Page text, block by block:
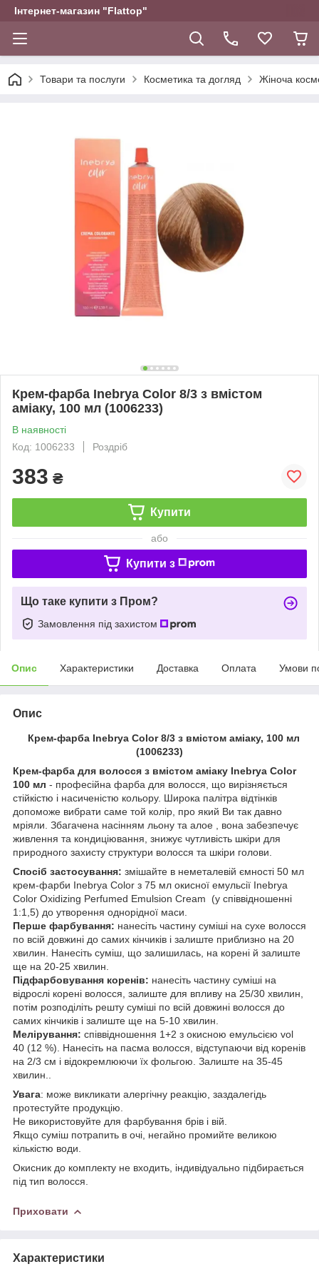
Інтернет-магазин "Flattop"
Товари та послуги Косметика та догляд Жіноча
Крем-фарба Inebrya Сolor 8/3 з вмiстом
амiаку, 100 мл (1006233)
В наявності
Код: 1006233
Роздріб
383 ₴
Купити
або
Купити з
Що таке купити з Пром?
Замовлення під захистом
Опис Характеристики Доставка Оплата Умови
Опис
Крем-фарба Inebrya Сolor 8/3 з вмiстом амiаку, 100 мл
(1006233)
Крем-фарба для волосся з вмістом аміаку Inebrya Color
100 мл - професійна фарба для волосся, що вирізняється
стійкістю і насиченістю кольору. Широка палітра відтінків
допоможе вибрати саме той колір, про який Ви так давно
мріяли. Збагачена насінням льону та алое , вона забезпечує
живлення та кондиціювання, знижує чутливість шкіри для
природного захисту структури волосся та шкіри голови.
Спосіб застосування: змішайте в неметалевій ємності 50 мл
крем-фарби Inebrya Color з 75 мл окисної емульсії Inebrya
Color Oxidizing Perfumed Emulsion Cream (у співвідношенні
1:1,5) до утворення однорідної маси.
Перше фарбування: нанесіть частину суміші на сухе волосся
по всій довжині до самих кінчиків і залиште приблизно на 20
хвилин. Нанесіть суміш, що залишилась, на корені й залиште
ще на 20-25 хвилин.
Підфарбовування коренів: нанесіть частину суміші на
відрослі корені волосся, залиште для впливу на 25/30 хвилин,
потім розподіліть решту суміші по всій довжині волосся до
самих кінчиків і залиште ще на 5-10 хвилин.
Мелірування: співвідношення 1+2 з окисною емульсією vol
40 (12 %). Нанесіть на пасма волосся, відступаючи від коренів
на 2/3 см і відокремлюючи їх фольгою. Залиште на 35-45
хвилин..
Увага: може викликати алергічну реакцію, заздалегідь
протестуйте продукцію.
Не використовуйте для фарбування брів і вій.
Якщо суміш потрапить в очі, негайно промийте великою
кількістю води.
Окисник до комплекту не входить, індивідуально підбирається
під тип волосся.
Приховати
Характеристики